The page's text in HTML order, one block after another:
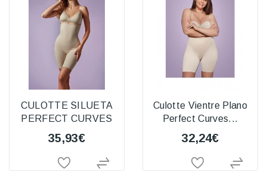
CULOTTE SILUETA
PERFECT CURVES
35,93€
Culotte Vientre Plano
Perfect Curves...
32,24€